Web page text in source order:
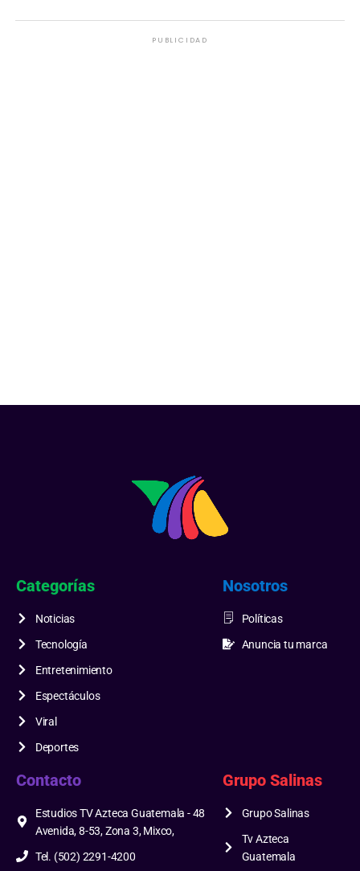
PUBLICIDAD
Categorías
Noticias
Tecnología
Entretenimiento
Espectáculos
Viral
Deportes
Nosotros
Políticas
Anuncia tu marca
Contacto
Estudios TV Azteca Guatemala - 48
Avenida, 8-53, Zona 3, Mixco,
Tel. (502) 2291-4200
Grupo Salinas
Grupo Salinas
Tv Azteca
Guatemala